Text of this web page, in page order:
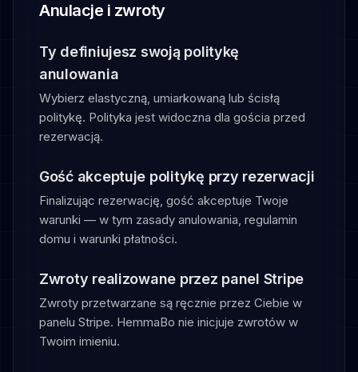
Anulacje i zwroty
Ty definiujesz swoją politykę
anulowania
Wybierz elastyczną, umiarkowaną lub ścisłą
politykę. Polityka jest widoczna dla gościa przed
rezerwacją.
Gość akceptuje politykę przy rezerwacji
Finalizując rezerwację, gość akceptuje Twoje
warunki — w tym zasady anulowania, regulamin
domu i warunki płatności.
Zwroty realizowane przez panel Stripe
Zwroty przetwarzane są ręcznie przez Ciebie w
panelu Stripe. HemmaBo nie inicjuje zwrotów w
Twoim imieniu.